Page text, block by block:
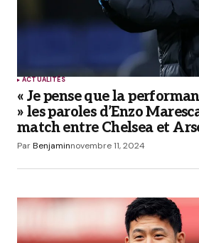
*
Your E-mail *
Enregistrer mon nom, mon e-
commentaire.
Prévenez-moi de tous les
par e-mail.
ACTUALITÉS
« Je pense que la
» les paroles d’Enzo
match entre Chelsea et
ParBenjaminnovembre 11, 2024